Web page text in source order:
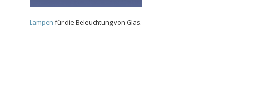
Lampen für die Beleuchtung von Glas.